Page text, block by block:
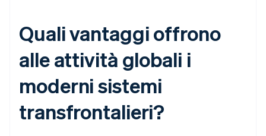
Quali vantaggi offrono
alle attività globali i
moderni sistemi
transfrontalieri?